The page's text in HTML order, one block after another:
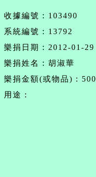
收據編號：103490
系統編號：13792
樂捐日期：2012-01-29
樂捐姓名：胡淑華
樂捐金額(或物品)：500
用途：